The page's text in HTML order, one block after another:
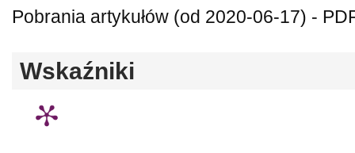
Pobrania artykułów (od 2020-06-17) -
Wskaźniki